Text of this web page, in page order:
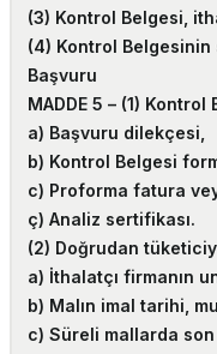
(3) Kontrol Belgesi,
(4) Kontrol Belgesinin
Başvuru
MADDE 5 – (1) Kontrol
a) Başvuru dilekçesi,
b) Kontrol Belgesi
c) Proforma fatura
ç) Analiz sertifi­kası.
(2) Doğrudan
a) İthalatçı firmanın
b) Malın imal tarihi,
c) Süreli mallarda